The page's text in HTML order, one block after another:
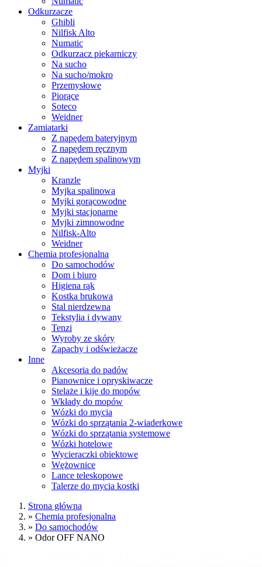
Odkurzacze
Ghibli
Nilfisk Alto
Numatic
Odkurzacz piekarniczy
Na sucho
Na sucho/mokro
Przemysłowe
Piorące
Soteco
Weidner
Zamiatarki
Z napędem bateryjnym
Z napędem ręcznym
Z napędem spalinowym
Myjki
Kranzle
Myjka spalinowa
Myjki gorącowodne
Myjki stacjonarne
Myjki zimnowodne
Nilfisk-Alto
Weidner
Chemia profesjonalna
Do samochodów
Dom i biuro
Higiena rąk
Kostka brukowa
Stal nierdzewna
Tekstylia i dywany
Tenzi
Wyroby ze skóry
Zapachy i odświeżacze
Inne
Akcesoria do padów
Pianownice i opryskiwacze
Stelaże i kije do mopów
Wkłady do mopów
Wózki do mycia
Wózki do sprzątania 2-wiaderkowe
Wózki do sprzątania systemowe
Wózki hotelowe
Wycieraczki obiektowe
Wężownice
Lance teleskopowe
Talerze do mycia kostki
Strona główna
» Chemia profesjonalna
» Do samochodów
» Odor OFF NANO